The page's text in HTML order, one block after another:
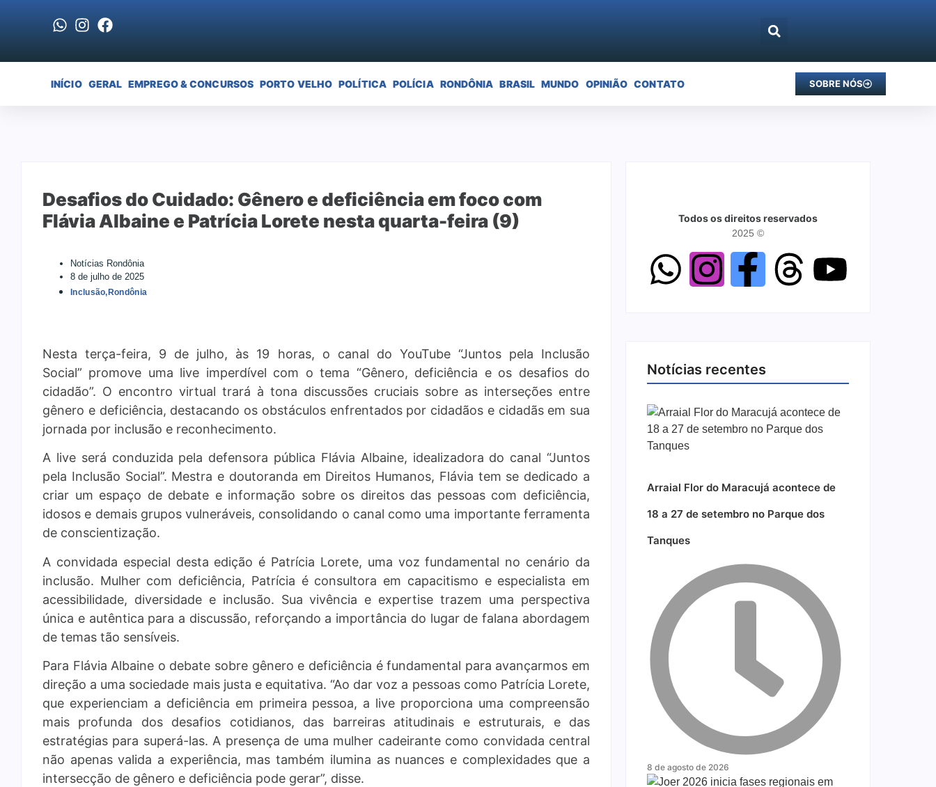
INÍCIO GERAL EMPREGO & CONCURSOS PORTO VELHO POLÍTICA POLÍCIA RONDÔNIA BRASIL MUNDO OPINIÃO CONTATO SOBRE NÓS
Desafios do Cuidado: Gênero e deficiência em foco com
Flávia Albaine e Patrícia Lorete nesta quarta-feira (9)
Notícias Rondônia
8 de julho de 2025
Inclusão, Rondônia
Nesta terça-feira, 9 de julho, às 19 horas, o canal do YouTube “Juntos pela Inclusão
Social” promove uma live imperdível com o tema “Gênero, deficiência e os desafios do
cidadão”. O encontro virtual trará à tona discussões cruciais sobre as interseções entre
gênero e deficiência, destacando os obstáculos enfrentados por cidadãos e cidadãs em sua
jornada por inclusão e reconhecimento.
A live será conduzida pela defensora pública Flávia Albaine, idealizadora do canal “Juntos
pela Inclusão Social”. Mestra e doutoranda em Direitos Humanos, Flávia tem se dedicado a
criar um espaço de debate e informação sobre os direitos das pessoas com deficiência,
idosos e demais grupos vulneráveis, consolidando o canal como uma importante ferramenta
de conscientização.
A convidada especial desta edição é Patrícia Lorete, uma voz fundamental no cenário da
inclusão. Mulher com deficiência, Patrícia é consultora em capacitismo e especialista em
acessibilidade, diversidade e inclusão. Sua vivência e expertise trazem uma perspectiva
única e autêntica para a discussão, reforçando a importância do lugar de falana abordagem
de temas tão sensíveis.
Para Flávia Albaine o debate sobre gênero e deficiência é fundamental para avançarmos em
direção a uma sociedade mais justa e equitativa. “Ao dar voz a pessoas como Patrícia Lorete,
que experienciam a deficiência em primeira pessoa, a live proporciona uma compreensão
mais profunda dos desafios cotidianos, das barreiras atitudinais e estruturais, e das
estratégias para superá-las. A presença de uma mulher cadeirante como convidada central
não apenas valida a experiência, mas também ilumina as nuances e complexidades que a
intersecção de gênero e deficiência pode gerar”, disse.
Todos os direitos reservados
2025 ©
Notícias recentes
Arraial Flor do Maracujá acontece de
18 a 27 de setembro no Parque dos
Tanques
8 de agosto de 2026